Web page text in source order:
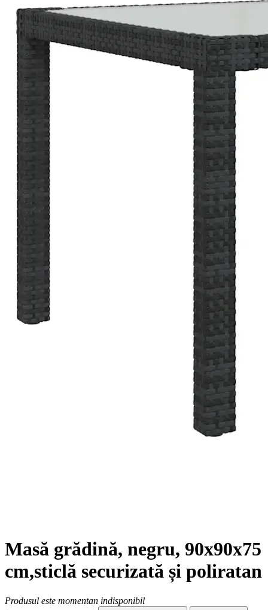
Masă grădină, negru, 90x90x75
cm,sticlă securizată și poliratan
Produsul este momentan indisponibil